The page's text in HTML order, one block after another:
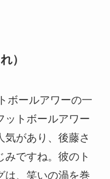
）
ボールアワーの一
ットボールアワー
気があり、後藤さ
みですね。彼のト
は、笑いの渦を巻